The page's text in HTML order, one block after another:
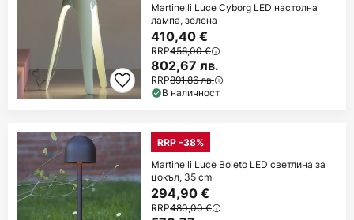
Martinelli Luce Cyborg LED настолна
лампа, зелена
410,40 €
RRP456,00 €
802,67 лв.
RRP891,86 лв.
В наличност
RRP -38%
Martinelli Luce Boleto LED светлина за
цокъл, 35 cm
294,90 €
RRP480,00 €